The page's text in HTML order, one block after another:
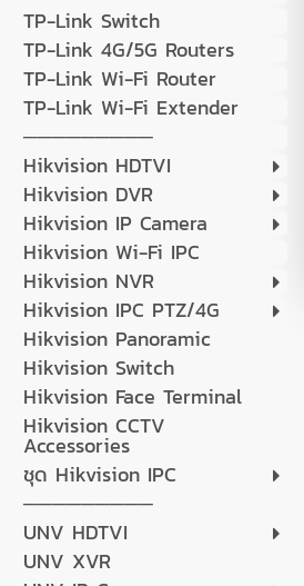
TP-Link Switch
TP-Link 4G/5G Routers
TP-Link Wi-Fi Router
TP-Link Wi-Fi Extender
─────────
Hikvision HDTVI
Hikvision DVR
Hikvision IP Camera
Hikvision Wi-Fi IPC
Hikvision NVR
Hikvision IPC PTZ/4G
Hikvision Panoramic
Hikvision Switch
Hikvision Face Terminal
Hikvision CCTV
Accessories
ชุด Hikvision IPC
─────────
UNV HDTVI
UNV XVR